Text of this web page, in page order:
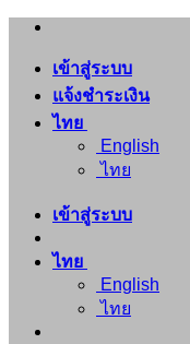
ข้าม
เนื้อหา
เข้าสู่ระบบ
แจ้งชำระเงิน
ไทย
English
ไทย
เข้าสู่ระบบ
ไทย
English
ไทย